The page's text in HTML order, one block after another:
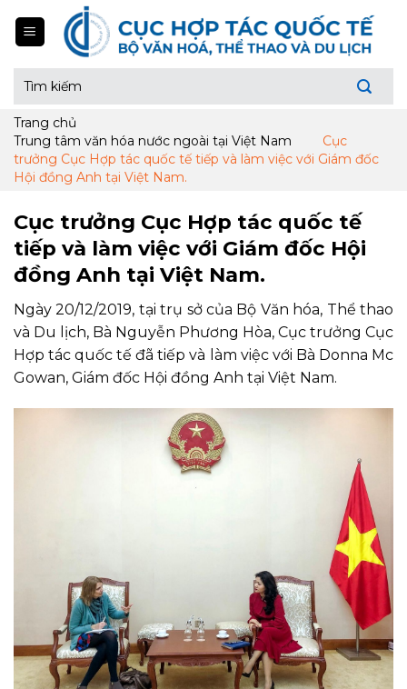
kiếm:
Trang chủ
Trung tâm văn hóa nước ngoài tại Việt Nam
Cục
trưởng Cục Hợp tác quốc tế tiếp và làm việc với Giám đốc
Hội đồng Anh tại Việt Nam.
Cục trưởng Cục Hợp tác quốc tế
tiếp và làm việc với Giám đốc Hội
đồng Anh tại Việt Nam.
Ngày 20/12/2019, tại trụ sở của Bộ Văn hóa, Thể thao
và Du lịch, Bà Nguyễn Phương Hòa, Cục trưởng Cục
Hợp tác quốc tế đã tiếp và làm việc với Bà Donna Mc
Gowan, Giám đốc Hội đồng Anh tại Việt Nam.